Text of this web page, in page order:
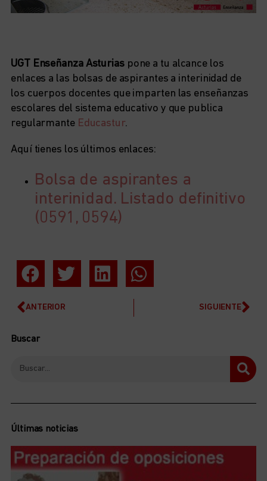
UGT Enseñanza Asturiaspone a tu alcance los
enlaces a las bolsas de aspirantes a interinidad de
los cuerpos docentes que imparten las enseñanzas
escolares del sistema educativo y que publica
regularmante Educastur.
Aquí tienes los últimos enlaces:
Bolsa de aspirantes a
interinidad. Listado definitivo
(0591, 0594)
ANTERIOR SIGUIENTE
Buscar
Últimas noticias